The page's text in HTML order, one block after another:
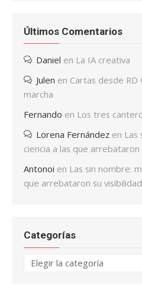
Últimos Comentarios
Daniel en La IA creativa
Julen en Cartas desde RD
marcha
Fernando en Los tres
Lorena Fernández en Las
ciencia a las que arrebataron
Antonoi en Las sin nombre:
que arrebataron su visibilidad
Categorías
Categorías